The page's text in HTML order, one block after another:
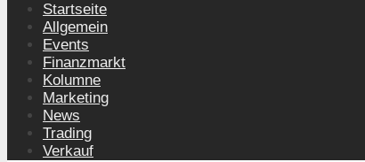
Startseite
Allgemein
Events
Finanzmarkt
Kolumne
Marketing
News
Trading
Verkauf